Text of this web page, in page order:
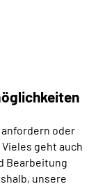
oder
geht auch
Bearbeitung
unsere